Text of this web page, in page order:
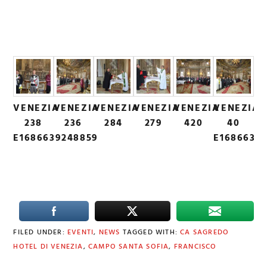
VENEZIA
238
E1686639248859
VENEZIA
236
VENEZIA
284
VENEZIA
279
VENEZIA
420
VENEZIA
40
FILED UNDER: EVENTI, NEWS TAGGED WITH:CA SAGREDO
HOTEL DI VENEZIA, CAMPO SANTA SOFIA, FRANCISCO